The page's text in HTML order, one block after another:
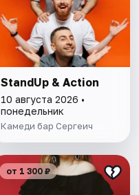
StandUp & Action
10 августа 2026 •
понедельник
Камеди бар Сергеич
от 1 300 ₽